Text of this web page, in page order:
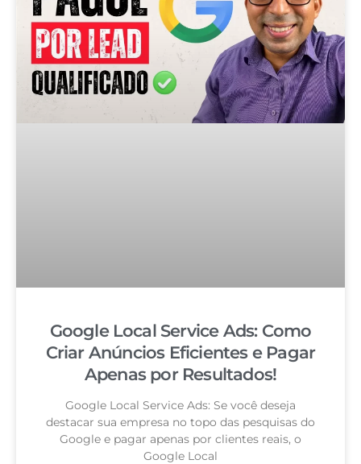
Google Local Service Ads: Como
Criar Anúncios Eficientes e Pagar
Apenas por Resultados!
Google Local Service Ads: Se você deseja
destacar sua empresa no topo das pesquisas do
Google e pagar apenas por clientes reais, o
Google Local